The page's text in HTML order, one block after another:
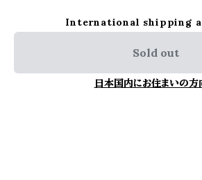
International shipping
Sold out
日本国内にお住まいの方